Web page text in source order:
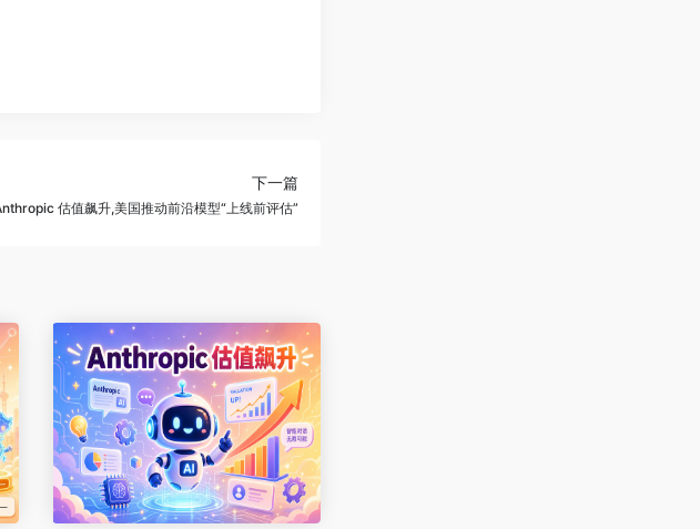
下一篇
估值飙升,美国推动前沿模型“上线前评估”